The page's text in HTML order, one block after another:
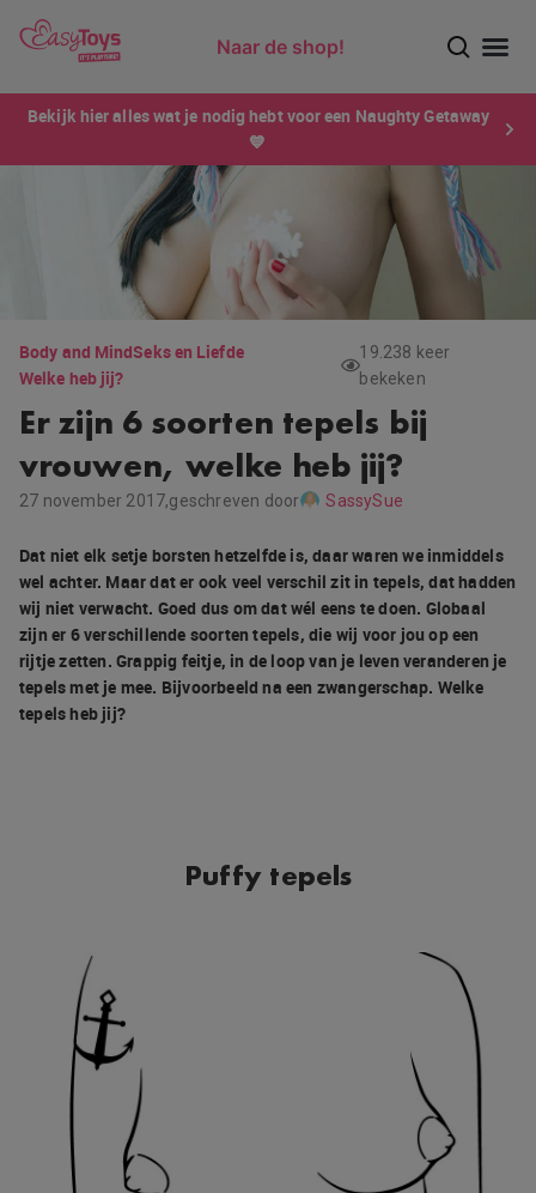
Naar de shop!
Bekijk hier alles wat je nodig hebt voor een Naughty Getaway
💙
Body and MindSeks en Liefde
Welke heb jij?
19.238 keer
bekeken
Er zijn 6 soorten tepels bij
vrouwen, welke heb jij?
27 november 2017,geschreven door SassySue
Dat niet elk setje borsten hetzelfde is, daar waren we inmiddels
wel achter. Maar dat er ook veel verschil zit in tepels, dat hadden
wij niet verwacht. Goed dus om dat wél eens te doen. Globaal
zijn er 6 verschillende soorten tepels, die wij voor jou op een
rijtje zetten. Grappig feitje, in de loop van je leven veranderen je
tepels met je mee. Bijvoorbeeld na een zwangerschap. Welke
tepels heb jij?
Puffy tepels